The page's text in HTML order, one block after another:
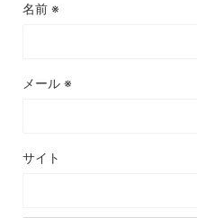
名前 ※
メール ※
サイト